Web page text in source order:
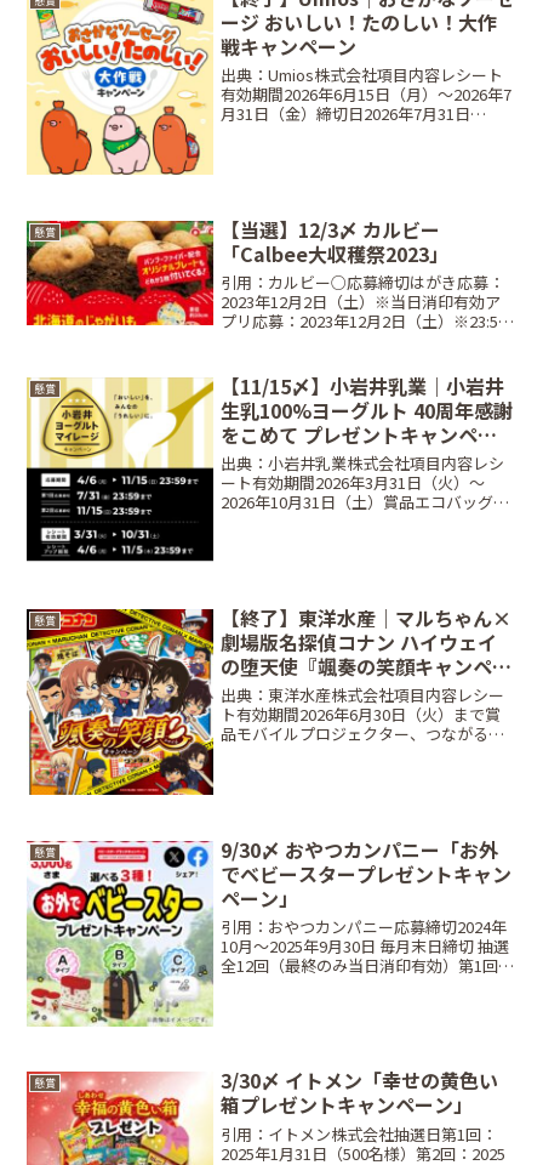
ージ おいしい！たのしい！大作
戦キャンペーン
出典：Umios株式会社項目内容レシート
有効期間2026年6月15日（月）〜2026年7
月31日（金）締切日2026年7月31日
懸賞
【当選】12/3〆 カルビー
「Calbee大収穫祭2023」
引用：カルビー○応募締切はがき応募：
2023年12月2日（土）※当日消印有効ア
プリ応募：2023年12月2日（土）※23:59
締切：10/6（金）第5回締切...
懸賞
【11/15〆】小岩井乳業｜小岩井
生乳100%ヨーグルト 40周年感謝
をこめて プレゼントキャンペー
ン
出典：小岩井乳業株式会社項目内容レシ
ート有効期間2026年3月31日（火）〜
2026年10月31日（土）賞品エコバッグ
懸賞
【終了】東洋水産｜マルちゃん×
劇場版名探偵コナン ハイウェイ
の堕天使『颯奏の笑顔キャンペー
ン』
出典：東洋水産株式会社項目内容レシー
ト有効期間2026年6月30日（火）まで賞
品モバイルプロジェクター、つながるア
懸賞
9/30〆 おやつカンパニー「お外
でベビースタープレゼントキャン
ペーン」
引用：おやつカンパニー応募締切2024年
10月～2025年9月30日 毎月末日締切 抽選
全12回（最終のみ当日消印有効）第1回
懸賞
3/30〆 イトメン「幸せの黄色い
箱プレゼントキャンペーン」
引用：イトメン株式会社抽選日第1回：
2025年1月31日（500名様）第2回：2025